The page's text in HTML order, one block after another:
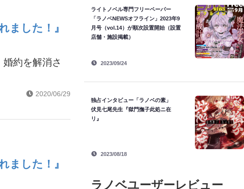
ました！』
約を解消さ
2020/06/29
ました！』
ライトノベル専門フリーペーパー
「ラノベNEWSオフライン」2023年9
月号（vol.14）が順次設置開始（設置
店舗・施設掲載）
2023/09/24
独占インタビュー「ラノベの素」
伏見七尾先生『獄門撫子此処ニ在
リ』
2023/08/18
ラノベユーザーレビュー